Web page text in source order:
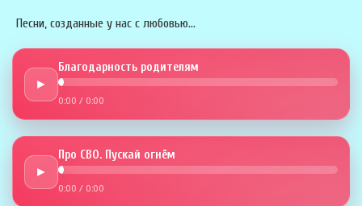
Песни, созданные у нас с любовью...
►
Благодарность родителям
0:00 / 0:00
►
Про СВО. Пускай огнём
0:00 / 0:00